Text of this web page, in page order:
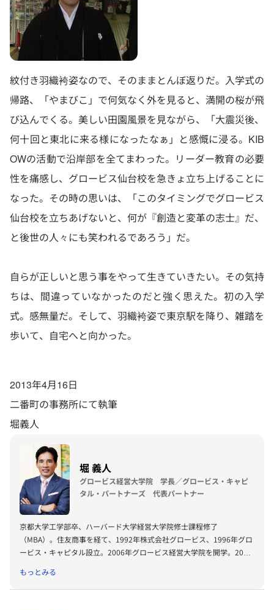
紋付き羽織袴姿なので、そのままとんぼ返りだ。入学式の
帰路、「やまびこ」で何気なく外を見ると、満開の桜が飛
び込んでくる。美しい田園風景を見ながら、「大震災後、
何十回と東北に来る様になったなぁ」と感慨に浸る。KIB
OWの活動で沿岸部を全てまわった。リーダー教育の必要
性を痛感し、グロービス仙台校を急きょ立ち上げることに
なった。その時の思いは、「このタイミングでグロービス
仙台校を立ちあげないと、何が『創造と変革の志士』だ、
と後世の人々にも笑われるであろう」だ。
自らが正しいと思う事をやって生きていきたい。その気持
ちは、間違っていなかったのだと強く思えた。初の入学
式。感無量だ。そして、羽織袴姿で東京駅を降り、雑踏を
歩いて、自宅へと向かった。
2013年4月16日
二番町の事務所にて執筆
堀義人
堀 義人
グロービス経営大学院 学長／グロービス・キャピ
タル・パートナーズ 代表パートナー
京都大学工学部卒、ハーバード大学経営大学院修士課程修了
（MBA）。住友商事を経て、1992年株式会社グロービス、1996年グロ
ービス・キャピタル設立。2006年グロービス経営大学院を開学。2008
を立ち上げる。2016年に茨城ロボッツ、2019年に茨城放送オーナー就
任。2022年にLuckyFesを立ち上げ、現在総合プロデューサーを務め
もっとみる